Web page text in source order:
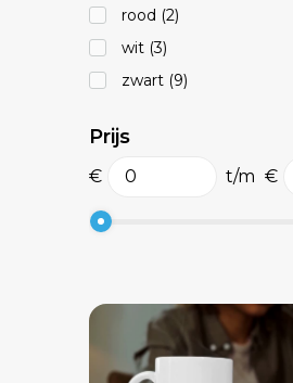
rood (2)
wit (3)
zwart (9)
Prijs
€ t/m €